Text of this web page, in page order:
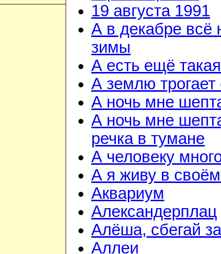
19 августа 1991
А в декабре всё
зимы
А есть ещё
А землю трогает
А ночь мне
А ночь мне
речка в тумане
А человеку
А я живу в своём
Аквариум
Александерплац
Алёша, сбегай
Аллеи